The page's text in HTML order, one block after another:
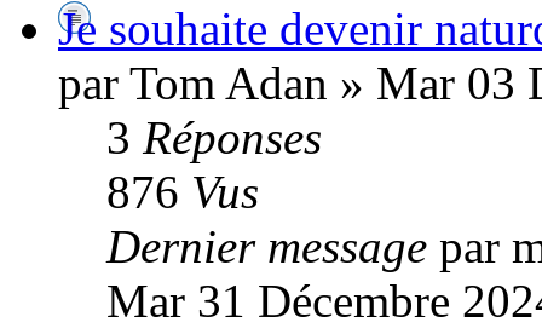
Je souhaite devenir
par Tom Adan » Mar 03
3 Réponses
876 Vus
Dernier message par
Mar 31 Décembre